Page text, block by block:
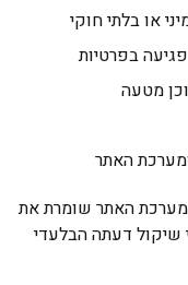
או בלתי חוקי
בפרטיות
מטעה
האתר
מערכת האתר שומרת את
שיקול דעתה הבלעדי